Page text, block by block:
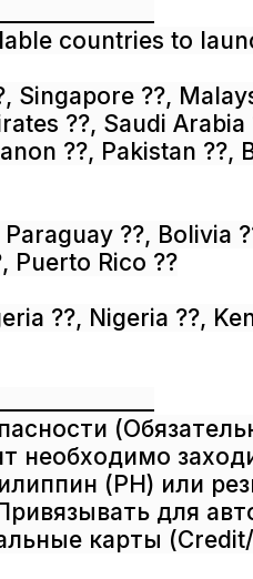
countries to
Singapore ??,
??, Saudi
??, Pakistan
??, Bolivia
Puerto Rico ??
??, Nigeria ??,
необходимо
(PH) или
для
карты